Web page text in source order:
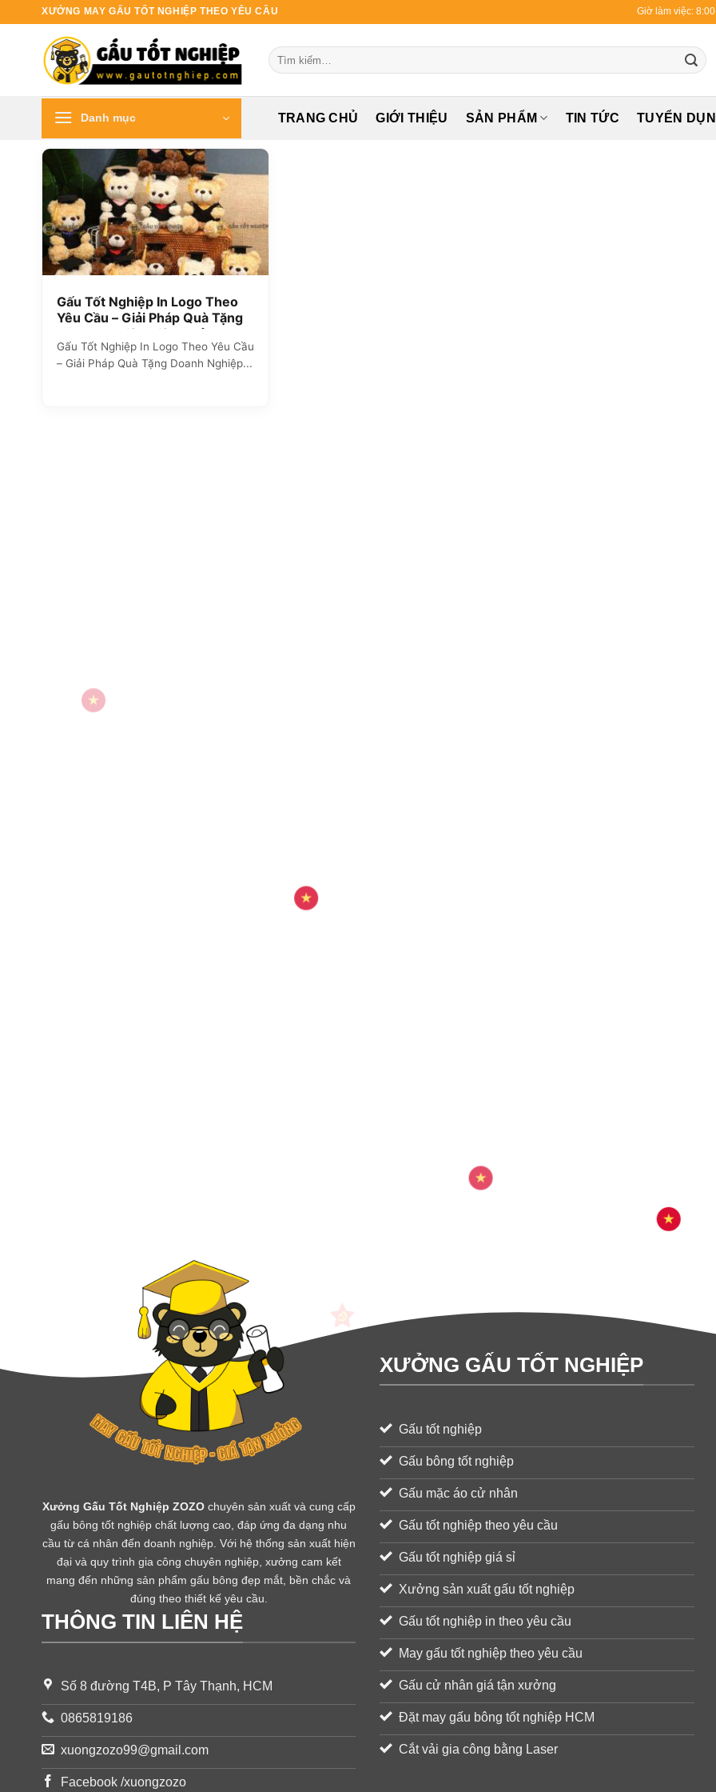
XƯỞNG MAY GẤU TỐT NGHIỆP THEO YÊU CẦU Giờ làm việc:
Tìm
kiếm:
Danh mục TRANG CHỦ GIỚI THIỆU SẢN PHẨM TIN TỨC TUYỂN
Gấu Tốt Nghiệp In Logo Theo
Yêu Cầu – Giải Pháp Quà Tặng
Doanh Nghiệp Hiệu Quả
Gấu Tốt Nghiệp In Logo Theo Yêu Cầu
– Giải Pháp Quà Tặng Doanh Nghiệp...
Xưởng Gấu Tốt Nghiệp ZOZOchuyên sản xuất và cung cấp
gấu bông tốt nghiệp chất lượng cao, đáp ứng đa dạng nhu
cầu từ cá nhân đến doanh nghiệp. Với hệ thống sản xuất hiện
đại và quy trình gia công chuyên nghiệp, xưởng cam kết
mang đến những sản phẩm gấu bông đẹp mắt, bền chắc và
đúng theo thiết kế yêu cầu.
THÔNG TIN LIÊN HỆ
Số 8 đường T4B, P Tây Thạnh, HCM
0865819186
xuongzozo99@gmail.com
Facebook /xuongzozo
XƯỞNG GẤU TỐT NGHIỆP
Gấu tốt nghiệp
Gấu bông tốt nghiệp
Gấu mặc áo cử nhân
Gấu tốt nghiệp theo yêu cầu
Gấu tốt nghiệp giá sỉ
Xưởng sản xuất gấu tốt nghiệp
Gấu tốt nghiệp in theo yêu cầu
May gấu tốt nghiệp theo yêu cầu
Gấu cử nhân giá tận xưởng
Đặt may gấu bông tốt nghiệp HCM
Cắt vải gia công bằng Laser